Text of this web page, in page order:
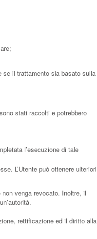
se il trattamento sia basato sulla
stati raccolti e potrebbero
l’esecuzione di tale
L’Utente può ottenere ulteriori
venga revocato. Inoltre, il
rettificazione ed il diritto alla